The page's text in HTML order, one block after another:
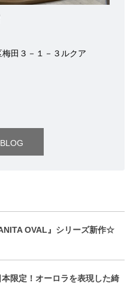
田３－１－３ルクア
OVAL』シリーズ新作☆
限定！オーロラを表現した綺